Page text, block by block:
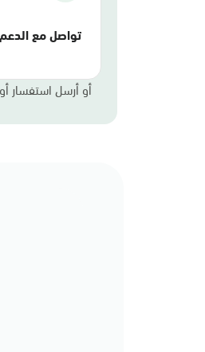
تواصل مع
أو أرسل استفسار